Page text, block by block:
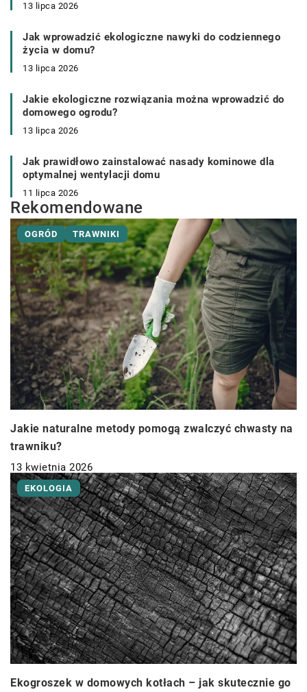
13 lipca 2026
Jak wprowadzić ekologiczne nawyki do codziennego
życia w domu?
13 lipca 2026
Jakie ekologiczne rozwiązania można wprowadzić do
domowego ogrodu?
13 lipca 2026
Jak prawidłowo zainstalować nasady kominowe dla
optymalnej wentylacji domu
11 lipca 2026
Rekomendowane
OGRÓD TRAWNIKI
Jakie naturalne metody pomogą zwalczyć chwasty na
trawniku?
13 kwietnia 2026
EKOLOGIA
Ekogroszek w domowych kotłach – jak skutecznie go